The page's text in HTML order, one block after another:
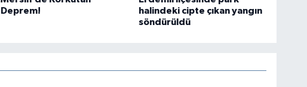
Deprem!
halindeki cipte çıkan yangın
söndürüldü